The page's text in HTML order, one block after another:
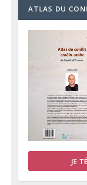
ATLAS DU
JE